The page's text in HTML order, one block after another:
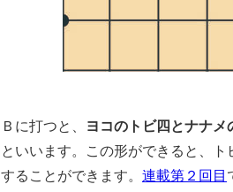
Ｂに打つと、 ヨコのトビ四とナナ
といいます。この形ができると、
することができます。 連載第２回目